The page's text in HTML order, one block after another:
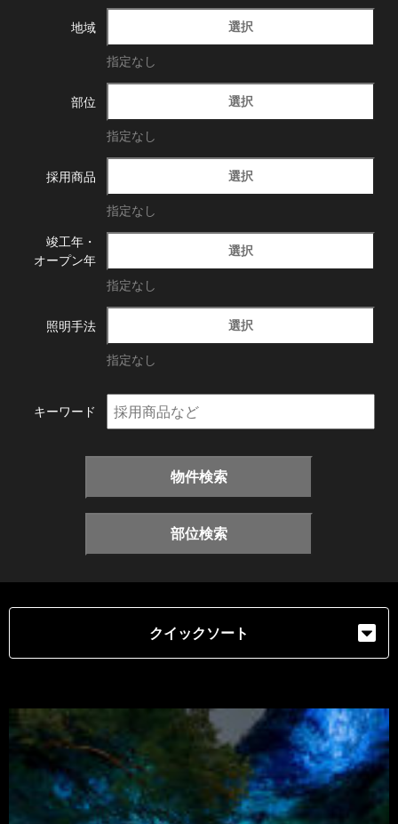
地域 選択
指定なし
部位 選択
指定なし
採用商品 選択
指定なし
竣工年・
オープン年
選択
指定なし
照明手法 選択
指定なし
キーワード
物件検索
部位検索
クイックソート